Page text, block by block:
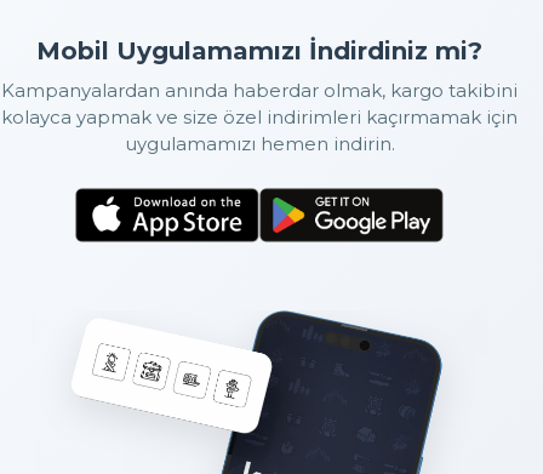
Mobil Uygulamamızı İndirdiniz mi?
Kampanyalardan anında haberdar olmak, kargo takibini
kolayca yapmak ve size özel indirimleri kaçırmamak için
uygulamamızı hemen indirin.